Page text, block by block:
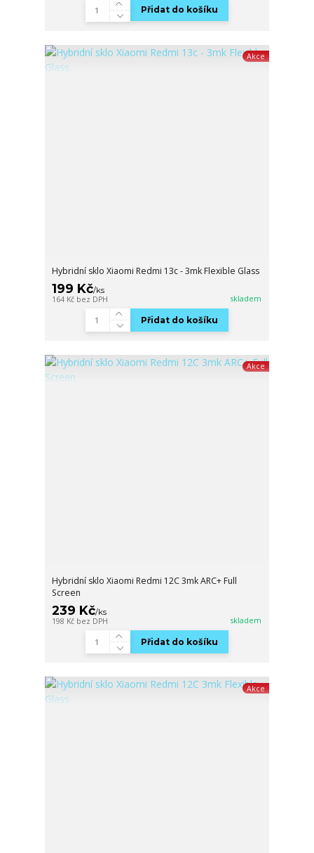
Přidat do košíku
Akce
Hybridní sklo Xiaomi Redmi 13c - 3mk Flexible Glass
199 Kč/ks
164 Kč bez DPH skladem
Přidat do košíku
Akce
Hybridní sklo Xiaomi Redmi 12C 3mk ARC+ Full
Screen
239 Kč/ks
198 Kč bez DPH skladem
Přidat do košíku
Akce